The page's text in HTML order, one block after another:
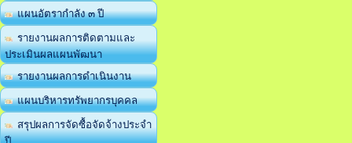
แผนอัตรากำลัง ๓ ปี
รายงานผลการติดตามและ
ประเมินผลแผนพัฒนา
รายงานผลการดำเนินงาน
แผนบริหารทรัพยากรบุคคล
สรุปผลการจัดซื้อจัดจ้างประจำ